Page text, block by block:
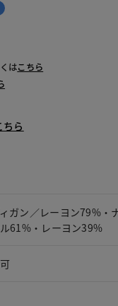
はこちら
ちら
ガン／レーヨン79%・
61%・レーヨン39%